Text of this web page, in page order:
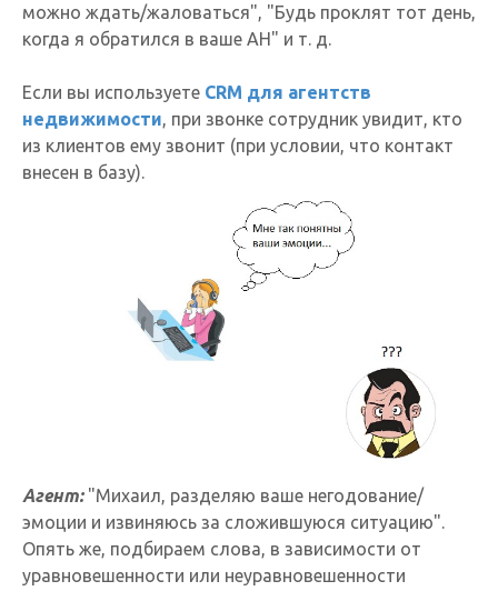
можно ждать/жаловаться", "Будь проклят тот день,
когда я обратился в ваше АН" и т. д.
Если вы используете CRM для агентств
недвижимости , при звонке сотрудник увидит, кто
из клиентов ему звонит (при условии, что контакт
внесен в базу).
Агент:"Михаил, разделяю ваше негодование/
эмоции и извиняюсь за сложившуюся ситуацию".
Опять же, подбираем слова, в зависимости от
уравновешенности или неуравновешенности